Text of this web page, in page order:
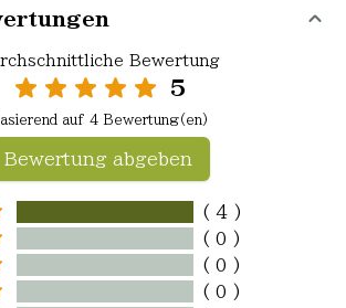
Bewertung
5
auf 4 Bewertung(en)
Bewertung abgeben
( 4 )
( 0 )
( 0 )
( 0 )